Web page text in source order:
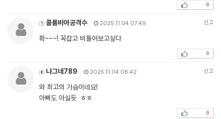
0
콜롬비아공격수 2025.11.04 07:49 신고
확~~~! 꼭잡고 비틀어보고싶다
0
나그네789 2025.11.04 08:42 신고
와 최고의 가슴이네요!
아빠도 아실듯 ㅎㅎ
0